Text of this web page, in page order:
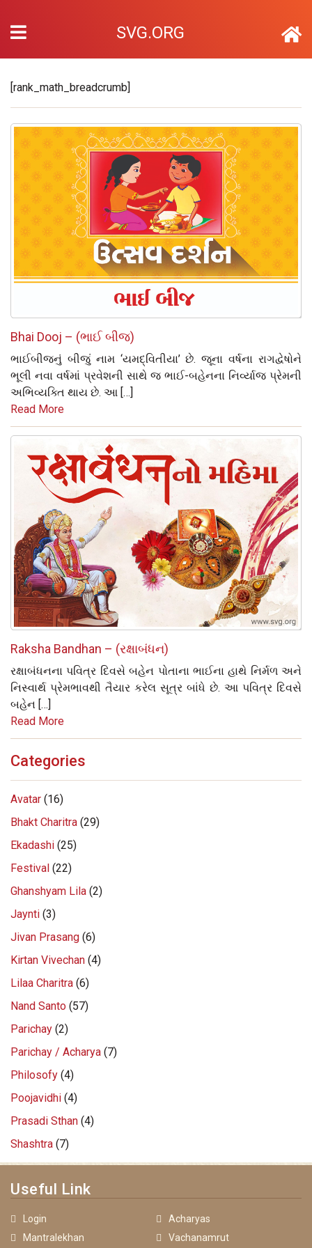
SVG.ORG
[rank_math_breadcrumb]
Bhai Dooj – (ભાઈ બીજ)
ભાઈબીજનું બીજું નામ ‘યમદ્વિતીયા’ છે. જૂના વર્ષના રાગદ્વેષોને
ભૂલી નવા વર્ષમાં પ્રવેશની સાથે જ ભાઈ-બહેનના નિર્વ્યાજ પ્રેમની
અભિવ્યક્તિ થાય છે. આ […]
Read More
Raksha Bandhan – (રક્ષાબંધન)
રક્ષાબંધનના પવિત્ર દિવસે બહેન પોતાના ભાઈના હાથે નિર્મળ અને
નિસ્વાર્થ પ્રેમભાવથી તૈયાર કરેલ સૂત્ર બાંધે છે. આ પવિત્ર દિવસે
બહેન […]
Read More
Categories
Avatar (16)
Bhakt Charitra (29)
Ekadashi (25)
Festival (22)
Ghanshyam Lila (2)
Jaynti (3)
Jivan Prasang (6)
Kirtan Vivechan (4)
Lilaa Charitra (6)
Nand Santo (57)
Parichay (2)
Parichay / Acharya (7)
Philosofy (4)
Poojavidhi (4)
Prasadi Sthan (4)
Shashtra (7)
Useful Link
Login
Acharyas
Mantralekhan
Vachanamrut